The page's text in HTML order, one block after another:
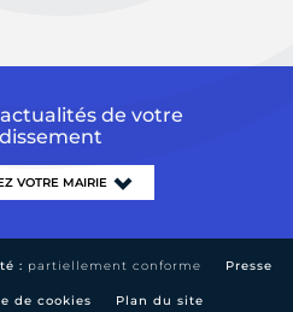
de votre
: partiellement conforme Presse
de cookies Plan du site